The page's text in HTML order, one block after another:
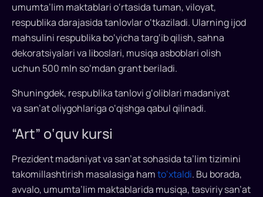
bo‘ladi
foizgacha
ustama
Prezident
yangi
o‘quv
dasturini
tajribadan
o‘tkazish
umumta’lim maktablari o‘rtasida tuman, viloyat,
respublika darajasida tanlovlar o‘tkaziladi. Ularning ijod
mahsulini respublika bo‘yicha targ‘ib qilish, sahna
dekoratsiyalari va liboslari, musiqa asboblari olish
uchun 500 mln so‘mdan grant beriladi.
Shuningdek, respublika tanlovi g‘oliblari madaniyat
va san’at oliygohlariga o‘qishga qabul qilinadi.
“Art” o‘quv kursi
Prezident madaniyat va san’at sohasida ta’lim tizimini
takomillashtirish masalasiga hamto‘xtaldi. Bu borada,
avvalo, umumta’lim maktablarida musiqa, tasviriy san’at